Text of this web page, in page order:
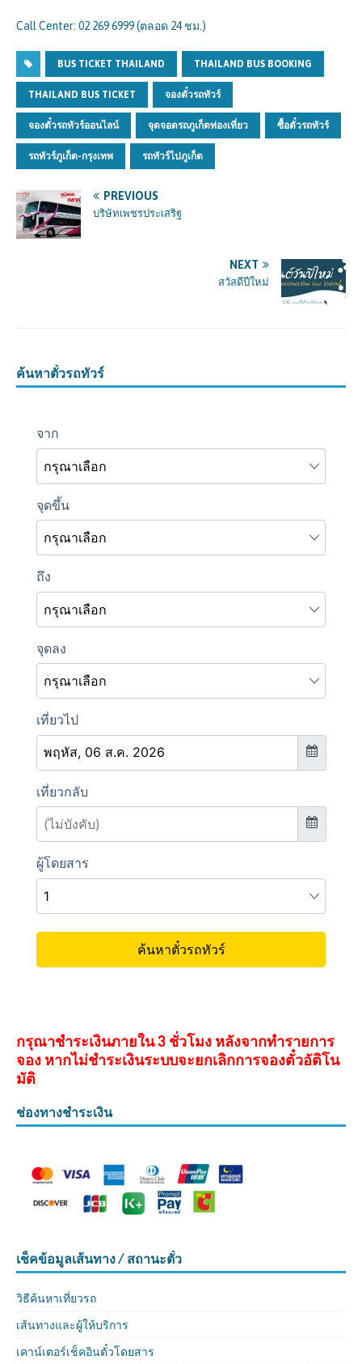
Call Center: 02 269 6999 (ตลอด 24 ชม.)
BUS TICKET THAILAND THAILAND BUS BOOKING
THAILAND BUS TICKET จองตั๋วรถทัวร์
จองตั๋วรถทัวร์ออนไลน์ จุดจอดรถภูเก็ตท่องเที่ยว ซื้อตั๋วรถทัวร์
รถทัวร์ภูเก็ต-กรุงเทพ รถทัวร์ไปภูเก็ต
PREVIOUS
บริษัทเพชรประเสริฐ
NEXT
สวัสดีปีใหม่
ค้นหาตั๋วรถทัวร์
กรุณาชำระเงินภายใน 3 ชั่วโมง หลังจากทำรายการ
จอง หากไม่ชำระเงินระบบจะยกเลิกการจองตั๋วอัติโน
มัติ
ช่องทางชำระเงิน
เช็คข้อมูลเส้นทาง / สถานะตั๋ว
วิธีค้นหาเที่ยวรถ
เส้นทางและผู้ให้บริการ
เคาน์เตอร์เช็คอินตั๋วโดยสาร